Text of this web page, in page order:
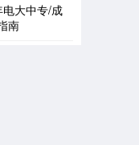
大中专/成
南